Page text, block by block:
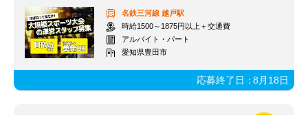
名鉄三河線 越戸駅
時給1500～1875円以上＋交通費
アルバイト・パート
愛知県豊田市
応募終了日：8月18日